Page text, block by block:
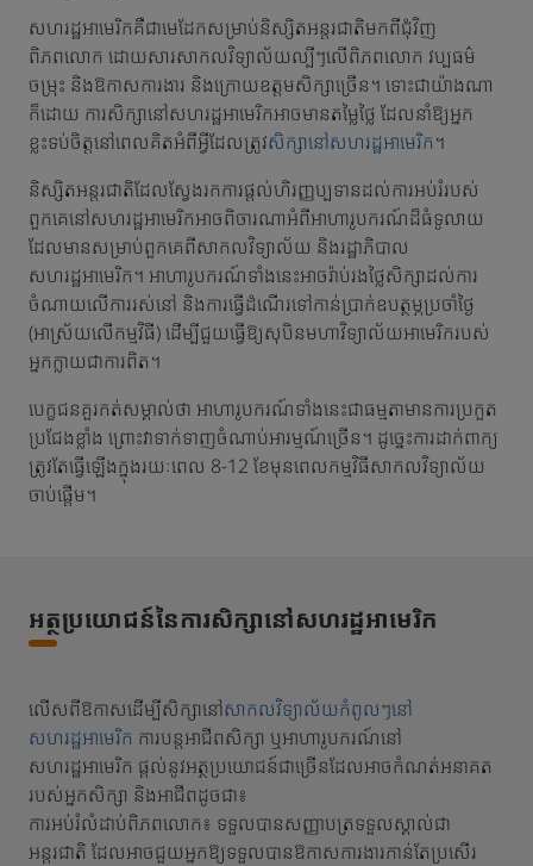
សហរដ្ឋអាមេរិកគឺជាមេដែកសម្រាប់និស្សិតអន្តរជាតិមកពីជុំវិញ
ពិភពលោក ដោយសារសាកលវិទ្យាល័យល្បីៗលើពិភពលោក វប្បធម៌
ចម្រុះ និងឱកាសការងារ និងក្រោយឧត្តមសិក្សាច្រើន។ ទោះជាយ៉ាងណា
ក៏ដោយ ការសិក្សានៅសហរដ្ឋអាមេរិកអាចមានតម្លៃថ្លៃ ដែលនាំឱ្យអ្នក
ខ្លះទប់ចិត្តនៅពេលគិតអំពីអ្វីដែលត្រូវសិក្សានៅសហរដ្ឋអាមេរិក។
និស្សិតអន្តរជាតិដែលស្វែងរកការផ្តល់ហិរញ្ញប្បទានដល់ការអប់រំរបស់
ពួកគេនៅសហរដ្ឋអាមេរិកអាចពិចារណាអំពីអាហារូបករណ៍ដ៏ធំទូលាយ
ដែលមានសម្រាប់ពួកគេពីសាកលវិទ្យាល័យ និងរដ្ឋាភិបាល
សហរដ្ឋអាមេរិក។ អាហារូបករណ៍ទាំងនេះអាចរ៉ាប់រងថ្លៃសិក្សាដល់ការ
ចំណាយលើការរស់នៅ និងការធ្វើដំណើរទៅកាន់ប្រាក់ឧបត្ថម្ភប្រចាំថ្ងៃ
(អាស្រ័យលើកម្មវិធី) ដើម្បីជួយធ្វើឱ្យសុបិនមហាវិទ្យាល័យអាមេរិករបស់
អ្នកក្លាយជាការពិត។
បេក្ខជនគួរកត់សម្គាល់ថា អាហារូបករណ៍ទាំងនេះជាធម្មតាមានការប្រកួត
ប្រជែងខ្លាំង ព្រោះវាទាក់ទាញចំណាប់អារម្មណ៍ច្រើន។ ដូច្នេះការដាក់ពាក្យ
ត្រូវតែធ្វើឡើងក្នុងរយៈពេល 8-12 ខែមុនពេលកម្មវិធីសាកលវិទ្យាល័យ
ចាប់ផ្តើម។
អត្ថប្រយោជន៍នៃការសិក្សានៅសហរដ្ឋអាមេរិក
លើសពីឱកាសដើម្បីសិក្សានៅសាកលវិទ្យាល័យកំពូលៗនៅ
សហរដ្ឋអាមេរិក ការបន្តអាជីពសិក្សា ឬអាហារូបករណ៍នៅ
សហរដ្ឋអាមេរិក ផ្តល់នូវអត្ថប្រយោជន៍ជាច្រើនដែលអាចកំណត់អនាគត
របស់អ្នកសិក្សា និងអាជីពដូចជា៖
ការអប់រំលំដាប់ពិភពលោក៖ ទទួលបានសញ្ញាបត្រទទួលស្គាល់ជា
អន្តរជាតិ ដែលអាចជួយអ្នកឱ្យទទួលបានឱកាសការងារកាន់តែប្រសើរ